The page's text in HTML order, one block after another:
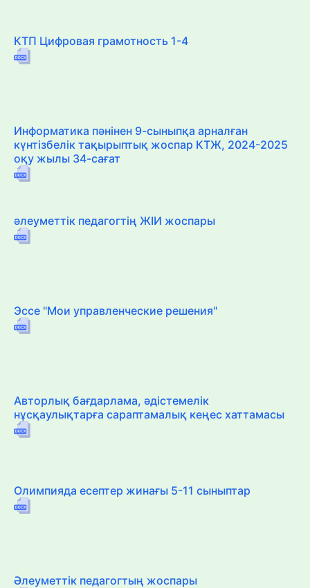
КТП Цифровая грамотность 1-4
Информатика пәнінен 9-сыныпқа арналған
күнтізбелік тақырыптық жоспар КТЖ, 2024-2025
оқу жылы 34-сағат
әлеуметтік педагогтің ЖІИ жоспары
Эссе "Мои управленческие решения"
Авторлық бағдарлама, әдістемелік
нұсқаулықтарға сараптамалық кеңес хаттамасы
Олимпияда есептер жинағы 5-11 сыныптар
Әлеуметтік педагогтың жоспары